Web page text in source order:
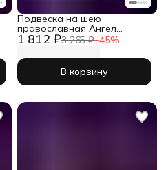
1 812 ₽3 265 ₽−45%
Подвеска на шею
православная Ангел
Хранитель серебро 925
В корзину